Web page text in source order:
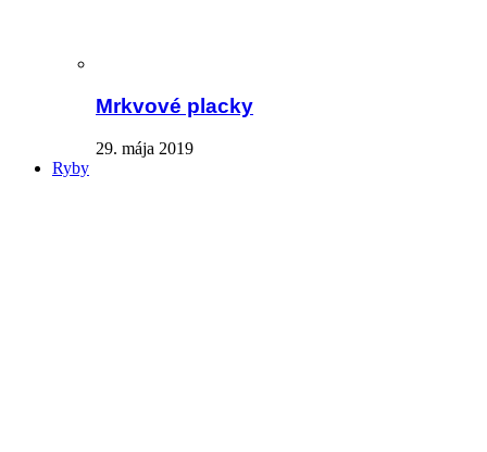
Mrkvové placky
29. mája 2019
Ryby